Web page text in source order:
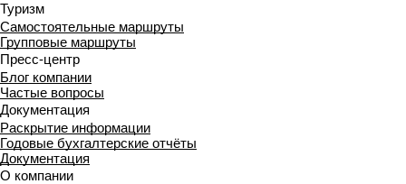
Туризм
Самостоятельные маршруты
Групповые маршруты
Пресс-центр
Блог компании
Частые вопросы
Документация
Раскрытие информации
Годовые бухгалтерские отчёты
Документация
О компании